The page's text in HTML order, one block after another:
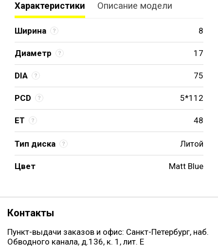
Характеристики Описание модели
Ширина 8
Диаметр 17
DIA 75
PCD 5*112
ET 48
Тип диска Литой
Цвет Matt Blue
Контакты
Пункт-выдачи заказов и офис: Санкт-Петербург, наб.
Обводного канала, д.136, к. 1, лит. Е